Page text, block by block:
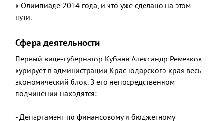
к Олимпиаде 2014 года, и что уже сделано на этом
пути.
Сфера деятельности
Первый вице-губернатор Кубани Александр Ремезков
курирует в администрации Краснодарского края весь
экономический блок. В его непосредственном
подчинении находятся:
- Департамент по финансовому и бюджетному